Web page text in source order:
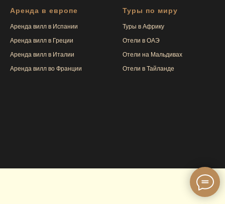
Аренда в европе
Аренда вилл в Испании
Аренда вилл в Греции
Аренда вилл в Италии
Аренда вилл во Франции
Туры по миру
Туры в Африку
Отели в ОАЭ
Отели на Мальдивах
Отели в Тайланде